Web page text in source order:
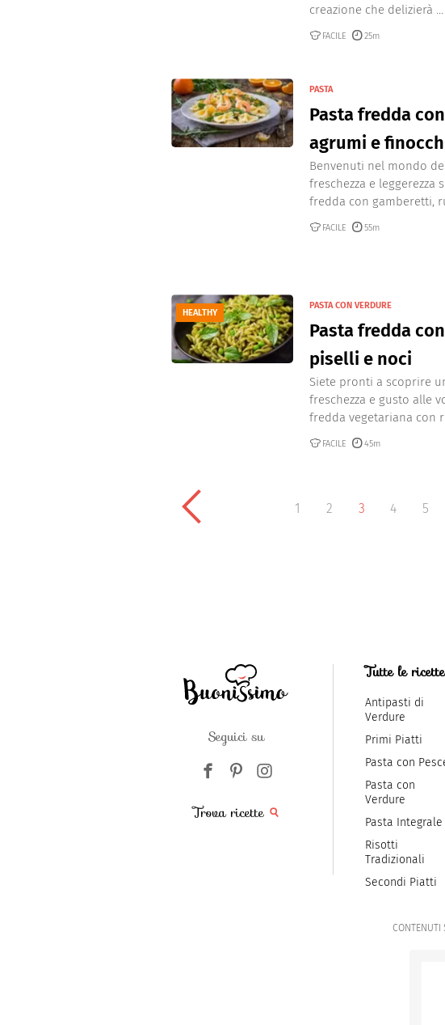
creazione che delizierà ...
FACILE 25m
PASTA
Pasta fredda
agrumi e
Benvenuti nel mondo
freschezza e leggerezza
fredda con gamberetti,
FACILE 55m
HEALTHY
PASTA CON VERDURE
Pasta fredda
piselli e noci
Siete pronti a scoprire
freschezza e gusto alle
fredda vegetariana con
FACILE 45m
1 2 3 4 5
Seguici su
Trova ricette
Tutte le ricette
Antipasti di
Verdure
Primi Piatti
Pasta con
Pasta con
Verdure
Pasta Integrale
Risotti
Tradizionali
Secondi Piatti
CONTENUTI